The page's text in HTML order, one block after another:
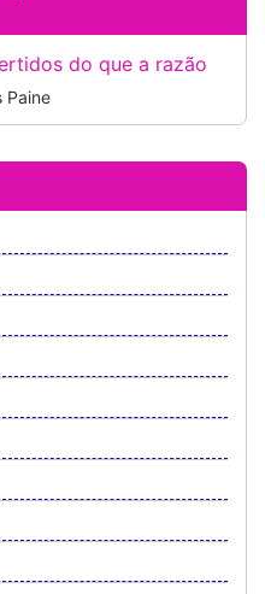
do que a razão
Paine